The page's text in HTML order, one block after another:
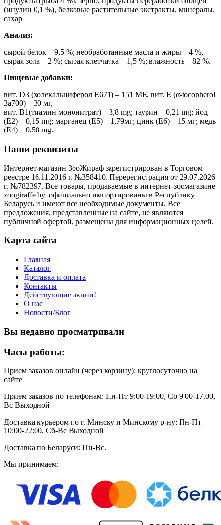
(инулин 0,1 %), белковые растительные экстракты, минералы,
сахар
Aнaлиз:
сырой белок – 9,5 %; необработанные масла и жиры – 4 %,
сырая зола – 2 %; сырая клетчатка – 1,5 %; влажность – 82 %.
Пищевые добавки:
вит. D3 (холекальциферол E671) – 151 ME, вит. E (α-tocopherol
3a700) – 30 мг,
вит. B1(тиамин мононитрат) – 3,8 mg; таурин – 0,21 mg; йод
(E2) – 0,15 mg; марганец (E5) – 1,79мг; цинк (E6) – 15 мг; медь
(E4) – 0,58 mg.
Наши реквизиты
Интернет-магазин ЗооЖираф зарегистрирован в Торговом
реестре 16.11.2016 г. №358410. Перерегистрация от 29.07.2026
г. №782397. Все товары, продаваемые в интернет-зоомагазине
zoogiraffe.by, официально импортированы в Республику
Беларусь и имеют все необходимые документы. Все
предложения, представленные на сайте, не являются
публичной офертой, размещены для информационных целей.
Карта сайта
Главная
Каталог
Доставка и оплата
Контакты
Действующие акции!
О нас
Новости/Блог
Вы недавно просматривали
Часы работы:
Прием заказов онлайн (через корзину): круглосуточно на
сайте
Прием заказов по телефонам: Пн-Пт 9:00-19:00, Сб 9.00-17.00,
Вс Выходной
Доставка курьером по г. Минску и Минскому р-ну: Пн-Пт
10:00-22:00, Сб-Вс Выходной
Доставка по Беларуси: Пн-Вс.
Мы принимаем: